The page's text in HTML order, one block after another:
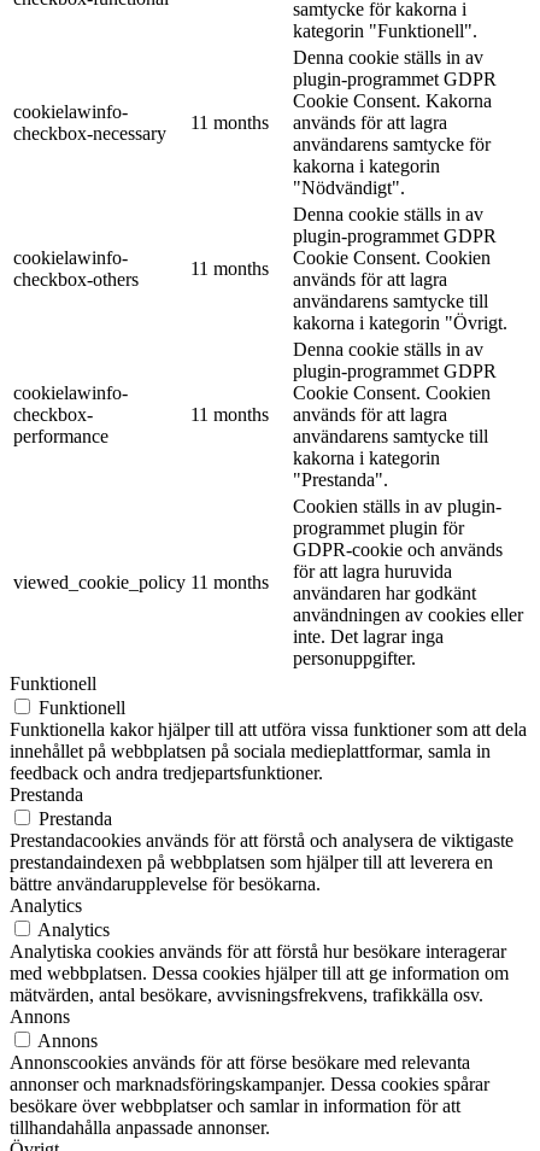
samtycke för kakorna i
kategorin "Funktionell".
cookielawinfo-
checkbox-necessary
11 months
Denna cookie ställs in av
plugin-programmet GDPR
Cookie Consent. Kakorna
används för att lagra
användarens samtycke för
kakorna i kategorin
"Nödvändigt".
cookielawinfo-
checkbox-others
11 months
Denna cookie ställs in av
plugin-programmet GDPR
Cookie Consent. Cookien
används för att lagra
användarens samtycke till
kakorna i kategorin "Övrigt.
cookielawinfo-
checkbox-
performance
11 months
Denna cookie ställs in av
plugin-programmet GDPR
Cookie Consent. Cookien
används för att lagra
användarens samtycke till
kakorna i kategorin
"Prestanda".
viewed_cookie_policy 11 months
Cookien ställs in av plugin-
programmet plugin för
GDPR-cookie och används
för att lagra huruvida
användaren har godkänt
användningen av cookies eller
inte. Det lagrar inga
personuppgifter.
Funktionell
Funktionell
Funktionella kakor hjälper till att utföra vissa funktioner som att dela
innehållet på webbplatsen på sociala medieplattformar, samla in
feedback och andra tredjepartsfunktioner.
Prestanda
Prestanda
Prestandacookies används för att förstå och analysera de viktigaste
prestandaindexen på webbplatsen som hjälper till att leverera en
bättre användarupplevelse för besökarna.
Analytics
Analytics
Analytiska cookies används för att förstå hur besökare interagerar
med webbplatsen. Dessa cookies hjälper till att ge information om
mätvärden, antal besökare, avvisningsfrekvens, trafikkälla osv.
Annons
Annons
Annonscookies används för att förse besökare med relevanta
annonser och marknadsföringskampanjer. Dessa cookies spårar
besökare över webbplatser och samlar in information för att
tillhandahålla anpassade annonser.